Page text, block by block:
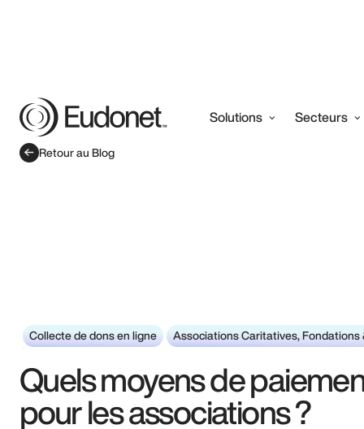
Solutions Secteurs
Retour au Blog
Collecte de dons en ligne Associations Caritatives, Fondations
Quels moyens de
pour les associations ?